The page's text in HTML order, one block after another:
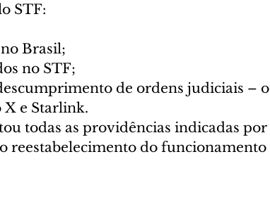
STF:
Brasil;
no STF;
de ordens judiciais – o
X e Starlink.
todas as providências indicadas por
reestabelecimento do funcionamento